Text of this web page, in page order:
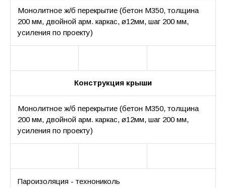
Монолитное ж/б перекрытие (бетон М350, толщина
200 мм, двойной арм. каркас, ø12мм, шаг 200 мм,
усиления по проекту)
Конструкция крыши
Монолитное ж/б перекрытие (бетон М350, толщина
200 мм, двойной арм. каркас, ø12мм, шаг 200 мм,
усиления по проекту)
Пароизоляция - технониколь